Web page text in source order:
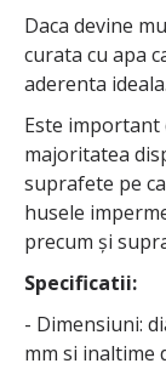
Daca devine
curata cu apa
aderenta ideala.
Este important
majoritatea
suprafete pe
husele
precum și
Specificatii:
- Dimensiuni:
mm si inaltime